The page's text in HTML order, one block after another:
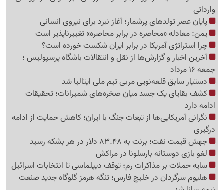
وارداتی
پایان عصر تولدهای پرشمار؛ آغاز نبرد برای نیروی انسانی
یمن: معادله «محاصره در برابر محاصره» تغییرناپذیر است
چرا استراتژی آمریکا در برابر ایران شکست خورده است؟
آخرین اخبار و گزارش‌ها از نقل و انتقالات باشگاه پرسپولیس ؛
جمعه 16 مرداد
دستیار سابق قلعه‌نویی مربی تیم ملی ایتالیا شد
کشف بقایای یک جسد میان صخره‌های شمیرانات؛ تحقیقات
ادامه دارد
نگرانی آمریکایی‌ها از تبعات جنگ با ایران؛ کاهش حمایت از ادامه
درگیری
جهش قیمت نفت؛ برنت به 83.48 دلار در هر بشکه رسید
لغو بازی دوستانه بارسلونا در مراکش
سایه حملات بر مذاکرات رم؛ توقف دیپلماسی تا انتخابات اسرائیل
هلیوم سرگردان در خلیج فارس؛ تنگه هرمز گلوگاه جدید صنعت